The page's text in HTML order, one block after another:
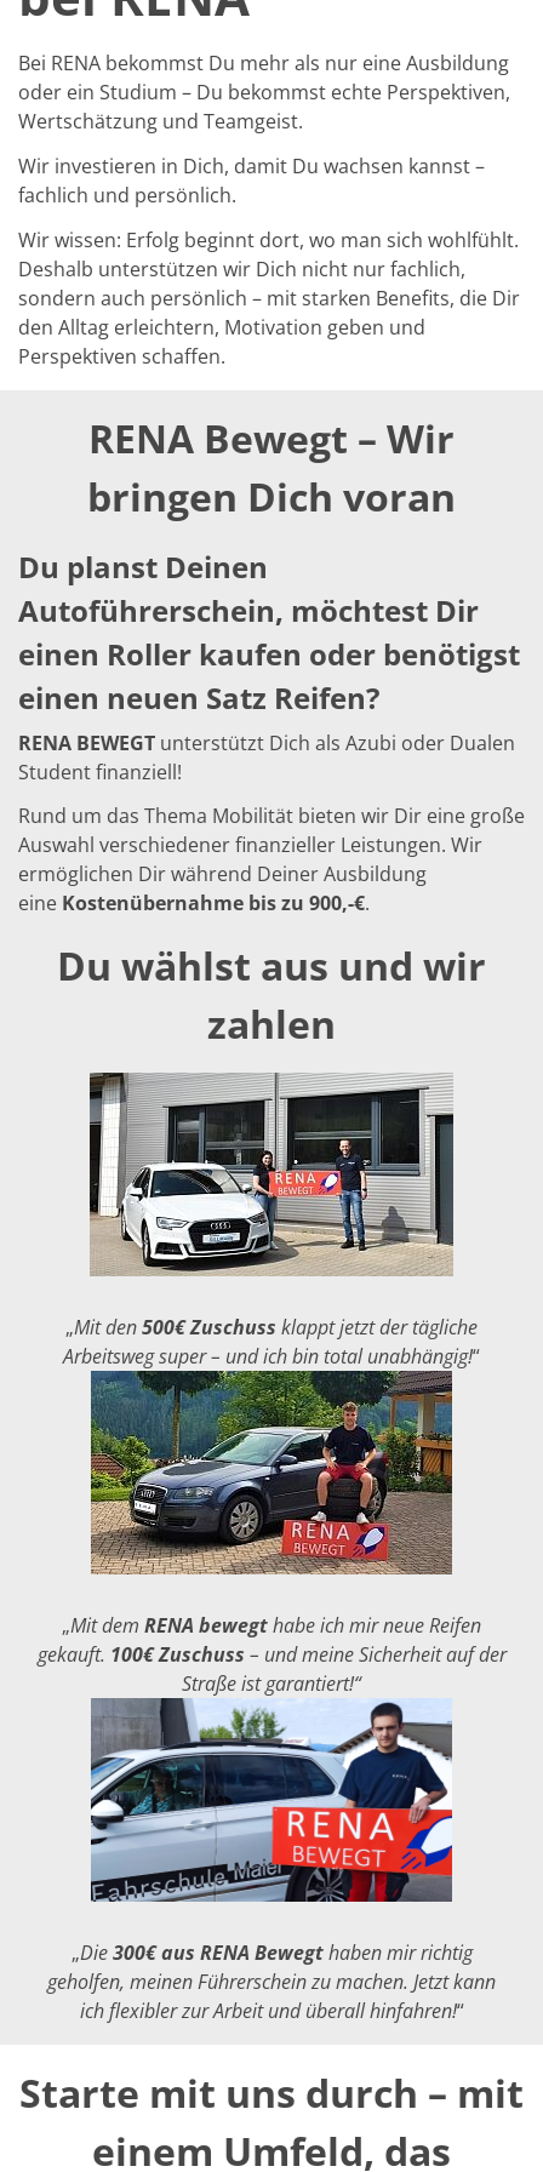
Solarzelle Batch
Verbrauchsgüter
MedTech
Medizinische Komponenten
Glas Anwendungen
Through glass vias (TGV)
Glas Wafer Bearbeitung
Laser & Ätzen
Kundenspezifische Lösungen
Rolle zu Rolle
Kunststoffverarbeitung
Service
Service Hotline & Service Stützpunkte
Digital Services
Technologie
Technologiezentren
TruEtch - Metallätzung
Fluidjet - Metall-Abhebung
SiEtch – KOH-Ätzen
Ätzen
Texturierung
Galvanik
Innovationen
Battery Technology
Fortschrittliches chemisches Ätzen
Proprietäre Software
FlowLogX - Smart Connectivity Platform
Infocenter
Downloads
Presse
News
Messen
Einzelwafer Bearbeitung
Marangoni Dryer
Ausbildung & Studium
RENA_Benefits
News Ausbildung & Studium
RENA als Arbeitgeber
Bewerben bei RENA
Stellenangebote
Kontaktformular Lieferant
Kontaktformular
Kontaktformular Service
Internationale Kontakte
Kontakt Customer Service
Expert Blog
Bei RENA bekommst Du mehr als nur eine Ausbildung
oder ein Studium – Du bekommst echte Perspektiven,
Wertschätzung und Teamgeist.
Wir investieren in Dich, damit Du wachsen kannst –
fachlich und persönlich.
Wir wissen: Erfolg beginnt dort, wo man sich wohlfühlt.
Deshalb unterstützen wir Dich nicht nur fachlich,
sondern auch persönlich – mit starken Benefits, die Dir
den Alltag erleichtern, Motivation geben und
Perspektiven schaffen.
RENA Bewegt – Wir
bringen Dich voran
Du planst Deinen
Autoführerschein, möchtest Dir
einen Roller kaufen oder benötigst
einen neuen Satz Reifen?
RENA BEWEGT unterstützt Dich als Azubi oder Dualen
Student finanziell!
Rund um das Thema Mobilität bieten wir Dir eine große
Auswahl verschiedener finanzieller Leistungen. Wir
ermöglichen Dir während Deiner Ausbildung
eine Kostenübernahme bis zu 900,-€.
Du wählst aus und wir
zahlen
„Mit den500€ Zuschuss klappt jetzt der tägliche
Arbeitsweg super – und ich bin total unabhängig!“
„Mit dem RENA bewegthabe ich mir neue Reifen
gekauft. 100€ Zuschuss – und meine Sicherheit auf der
Straße ist garantiert!“
„Die300€ aus RENA Bewegthaben mir richtig
geholfen, meinen Führerschein zu machen. Jetzt kann
ich flexibler zur Arbeit und überall hinfahren!“
Starte mit uns durch – mit
einem Umfeld, das